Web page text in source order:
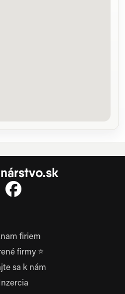
firiem
firmy ⭐
sa k nám